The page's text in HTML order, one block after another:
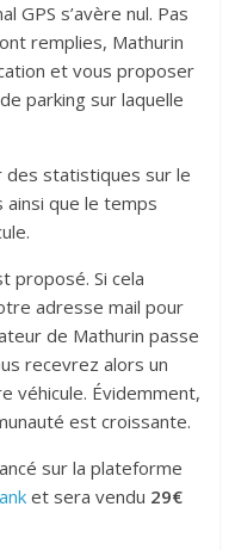
GPS s’avère nul. Pas
remplies, Mathurin
et vous proposer
parking sur laquelle
des statistiques sur le
que le temps
proposé. Si cela
adresse mail pour
de Mathurin passe
recevrez alors un
véhicule. Évidemment,
est croissante.
sur la plateforme
et sera vendu 29€